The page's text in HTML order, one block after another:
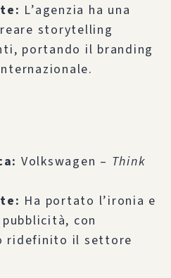
L’agenzia ha una
storytelling
portando il branding
Volkswagen – Think
Ha portato l’ironia e
con
ridefinito il settore